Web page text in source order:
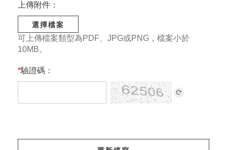
上傳附件：
選擇檔案
可上傳檔案類型為PDF、JPG或PNG，檔案小於
10MB。
*驗證碼：